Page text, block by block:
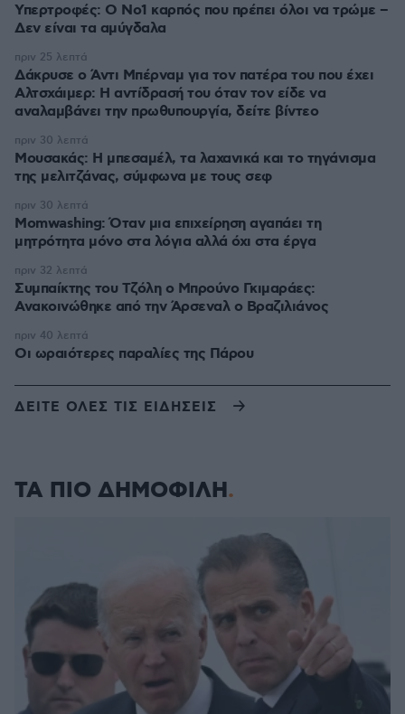
Υπερτροφές: Ο Νο1 καρπός που πρέπει όλοι να τρώμε –
Δεν είναι τα αμύγδαλα
Δάκρυσε ο Άντι Μπέρναμ για τον πατέρα του που έχει
Αλτσχάιμερ: Η αντίδρασή του όταν τον είδε να
αναλαμβάνει την πρωθυπουργία, δείτε βίντεο
πριν 25 λεπτά
Μουσακάς: Η μπεσαμέλ, τα λαχανικά και το τηγάνισμα
της μελιτζάνας, σύμφωνα με τους σεφ
πριν 30 λεπτά
Momwashing: Όταν μια επιχείρηση αγαπάει τη
μητρότητα μόνο στα λόγια αλλά όχι στα έργα
πριν 30 λεπτά
Συμπαίκτης του Τζόλη ο Μπρούνο Γκιμαράες:
Ανακοινώθηκε από την Άρσεναλ ο Βραζιλιάνος
πριν 32 λεπτά
Οι ωραιότερες παραλίες της Πάρου
πριν 40 λεπτά
ΔΕΙΤΕ ΟΛΕΣ ΤΙΣ ΕΙΔΗΣΕΙΣ
ΤΑ ΠΙΟ ΔΗΜΟΦΙΛΗ